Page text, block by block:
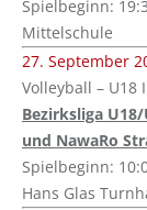
Spielbeginn:
Mittelschule
27. September
Volleyball – U18
Bezirksliga
und NawaRo
Spielbeginn:
Hans Glas